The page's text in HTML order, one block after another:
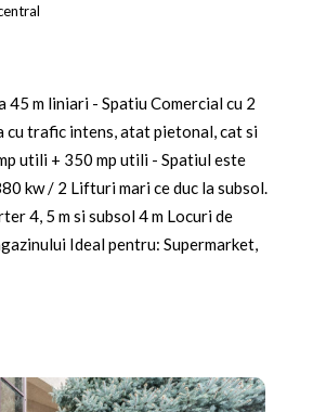
45 m liniari - Spatiu Comercial cu 2
cu trafic intens, atat pietonal, cat si
utili + 350 mp utili - Spatiul este
kw / 2 Lifturi mari ce duc la subsol.
4, 5 m si subsol 4 m Locuri de
Ideal pentru: Supermarket,